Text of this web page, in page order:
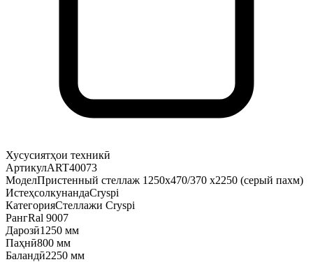
Хусусиятҳои техникӣ
АртикулART40073
МоделПристенный стеллаж 1250х470/370 х2250 (серый пахм)
ИстеҳсолкунандаCryspi
КатегорияСтеллажи Cryspi
РангRal 9007
Дарозӣ1250 мм
Паҳнӣ800 мм
Баландӣ2250 мм